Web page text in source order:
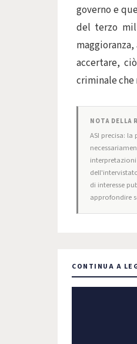
governo e
del terzo
accertare,
criminale che
NOTA DELLA
ASI precisa:
di interesse
approfondire
CONTINUA A